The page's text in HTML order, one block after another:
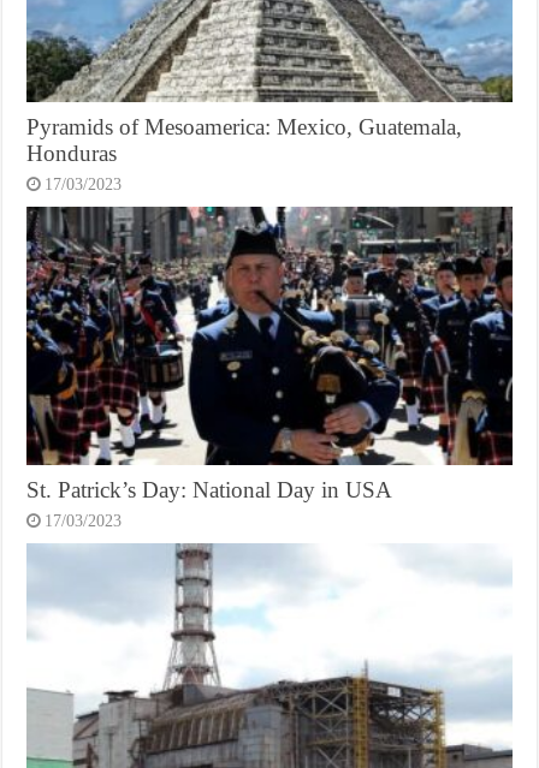
Pyramids of Mesoamerica: Mexico, Guatemala,
Honduras
17/03/2023
St. Patrick’s Day: National Day in USA
17/03/2023